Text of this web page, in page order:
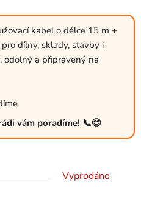
kabel o délce 15 m +
dílny, sklady, stavby i
odolný a připravený na
vám poradíme! 📞😊
Vyprodáno